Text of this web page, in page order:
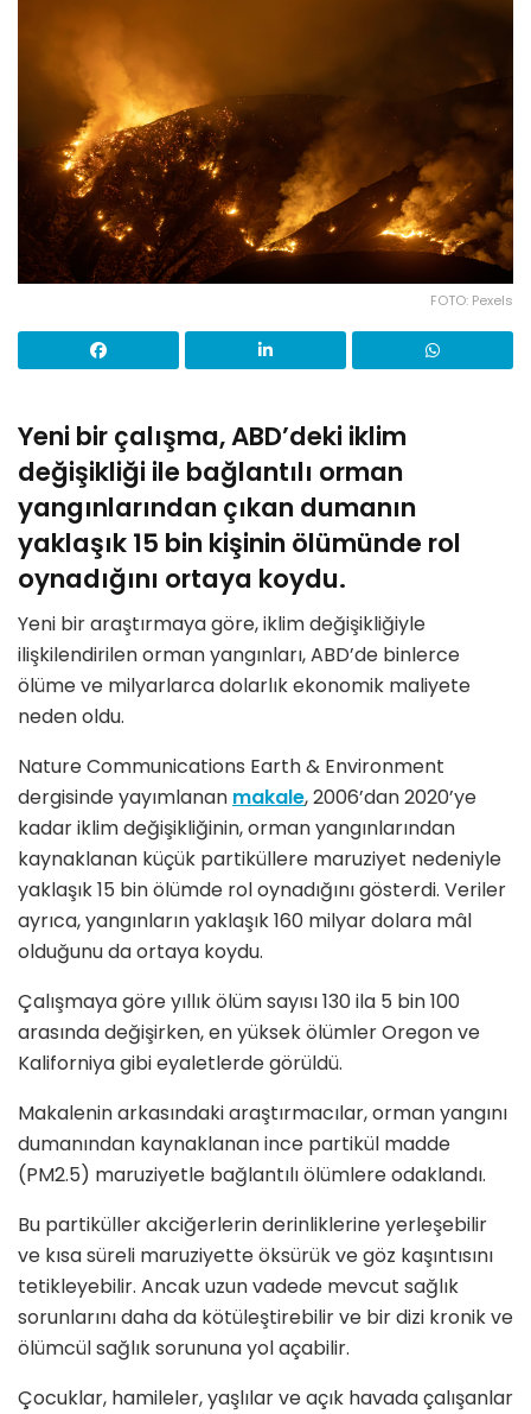
FOTO: Pexels
Yeni bir çalışma, ABD’deki iklim
değişikliği ile bağlantılı orman
yangınlarından çıkan dumanın
yaklaşık 15 bin kişinin ölümünde rol
oynadığını ortaya koydu.
Yeni bir araştırmaya göre, iklim değişikliğiyle
ilişkilendirilen orman yangınları, ABD’de binlerce
ölüme ve milyarlarca dolarlık ekonomik maliyete
neden oldu.
Nature Communications Earth & Environment
dergisinde yayımlanan makale, 2006’dan 2020’ye
kadar iklim değişikliğinin, orman yangınlarından
kaynaklanan küçük partiküllere maruziyet nedeniyle
yaklaşık 15 bin ölümde rol oynadığını gösterdi. Veriler
ayrıca, yangınların yaklaşık 160 milyar dolara mâl
olduğunu da ortaya koydu.
Çalışmaya göre yıllık ölüm sayısı 130 ila 5 bin 100
arasında değişirken, en yüksek ölümler Oregon ve
Kaliforniya gibi eyaletlerde görüldü.
Makalenin arkasındaki araştırmacılar, orman yangını
dumanından kaynaklanan ince partikül madde
(PM2.5) maruziyetle bağlantılı ölümlere odaklandı.
Bu partiküller akciğerlerin derinliklerine yerleşebilir
ve kısa süreli maruziyette öksürük ve göz kaşıntısını
tetikleyebilir. Ancak uzun vadede mevcut sağlık
sorunlarını daha da kötüleştirebilir ve bir dizi kronik ve
ölümcül sağlık sorununa yol açabilir.
Çocuklar, hamileler, yaşlılar ve açık havada çalışanlar